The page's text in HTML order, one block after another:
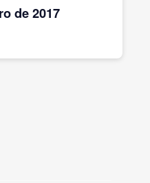
de 2017